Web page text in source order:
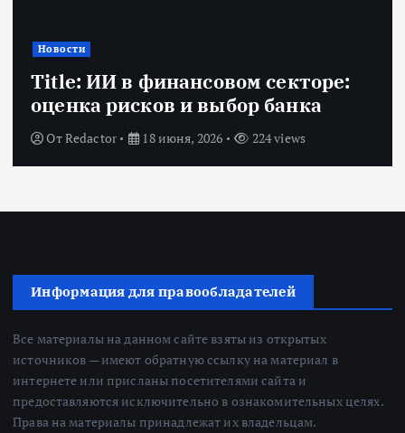
Новости
Title: ИИ в финансовом секторе:
оценка рисков и выбор банка
ОтRedactor 18 июня, 2026 224 views
Информация для правообладателей
Все материалы на данном сайте взяты из открытых
источников — имеют обратную ссылку на материал в
интернете или присланы посетителями сайта и
предоставляются исключительно в ознакомительных целях.
Права на материалы принадлежат их владельцам.